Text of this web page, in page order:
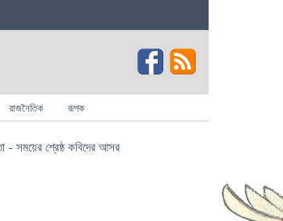
রাজনৈতিক রূপক
- সময়ের শ্রেষ্ঠ কবিদের আসর